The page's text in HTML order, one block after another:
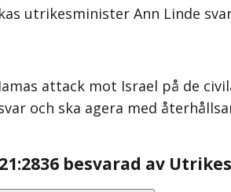
utrikesminister Ann Linde
attack mot Israel på de
och ska agera med
besvarad av